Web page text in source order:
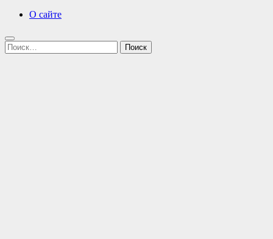
О сайте
Найти: